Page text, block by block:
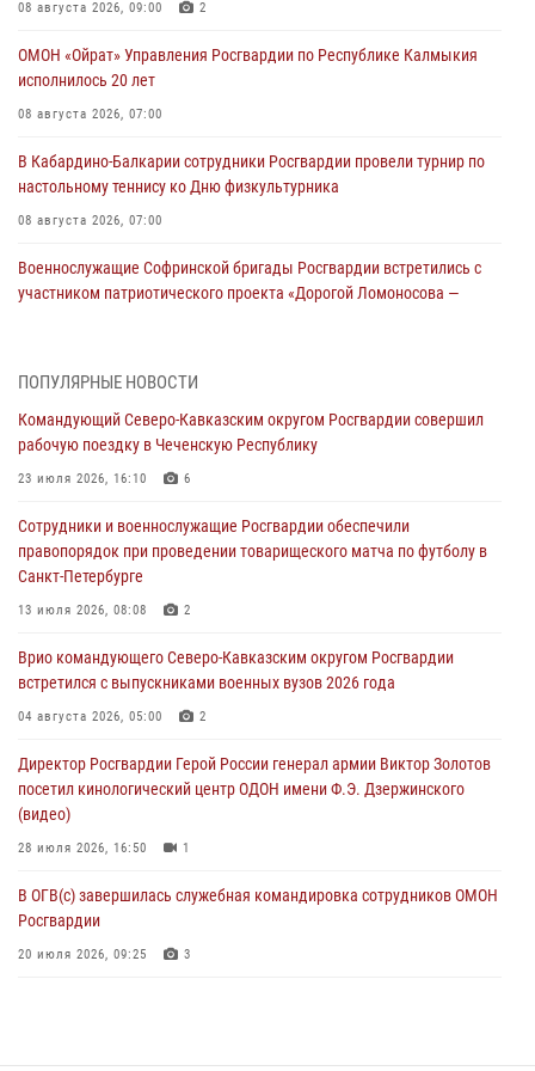
08 августа 2026, 09:00 2
ОМОН «Ойрат» Управления Росгвардии по Республике Калмыкия
исполнилось 20 лет
08 августа 2026, 07:00
В Кабардино-Балкарии сотрудники Росгвардии провели турнир по
настольному теннису ко Дню физкультурника
08 августа 2026, 07:00
Военнослужащие Софринской бригады Росгвардии встретились с
участником патриотического проекта «Дорогой Ломоносова —
Кузбассе
08 августа 2026, 07:00
ограниченными возможностями здоровья (видео)
08 августа 2026, 06:32 1
Спецназ Росгвардии в Марий Эл почтил память товарища на
08 августа 2026, 06:15 9
День физкультурника в Уральском округе Росгвардии отметили
08 августа 2026, 06:03
ПОПУЛЯРНЫЕ НОВОСТИ
Командующий Северо-Кавказским округом Росгвардии совершил
рабочую поездку в Чеченскую Республику
23 июля 2026, 16:10 6
Сотрудники и военнослужащие Росгвардии обеспечили
правопорядок при проведении товарищеского матча по футболу в
Санкт-Петербурге
13 июля 2026, 08:08 2
Врио командующего Северо-Кавказским округом Росгвардии
встретился с выпускниками военных вузов 2026 года
04 августа 2026, 05:00 2
Директор Росгвардии Герой России генерал армии Виктор Золотов
посетил кинологический центр ОДОН имени Ф.Э. Дзержинского
(видео)
28 июля 2026, 16:50 1
В ОГВ(с) завершилась служебная командировка сотрудников ОМОН
Росгвардии
20 июля 2026, 09:25 3